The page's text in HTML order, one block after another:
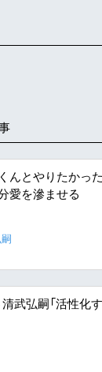
んとやりたかっ
愛を滲ませる
清武弘嗣「活性化